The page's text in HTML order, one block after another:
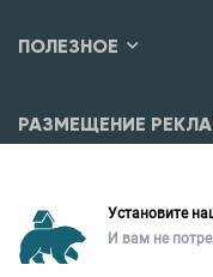
ПОЛЕЗНОЕ
РАЗМЕЩЕНИЕ
Уральская палата
620026, Екатеринбург,
Установите
И вам не